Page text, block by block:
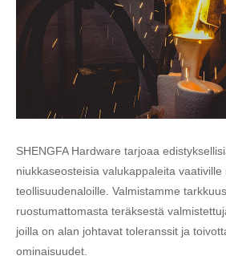
SHENGFA Hardware tarjoaa
niukkaseosteisia valukappaleita vaativille
teollisuudenaloille. Valmistamme
ruostumattomasta teräksestä
joilla on alan johtavat toleranssit ja
ominaisuudet.